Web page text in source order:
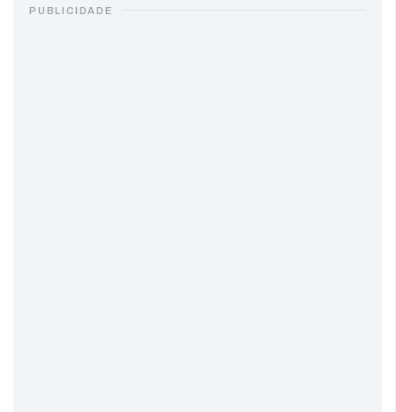
PUBLICIDADE